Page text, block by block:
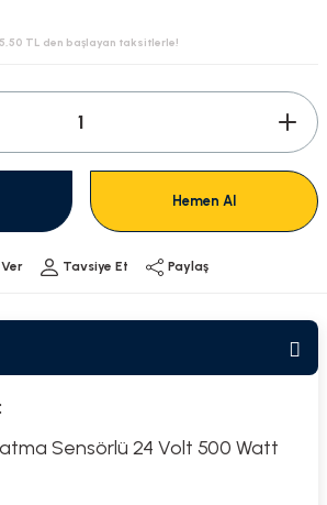
TL den başlayan taksitlerle!
Hemen Al
Tavsiye Et Paylaş
Sensörlü 24 Volt 500 Watt